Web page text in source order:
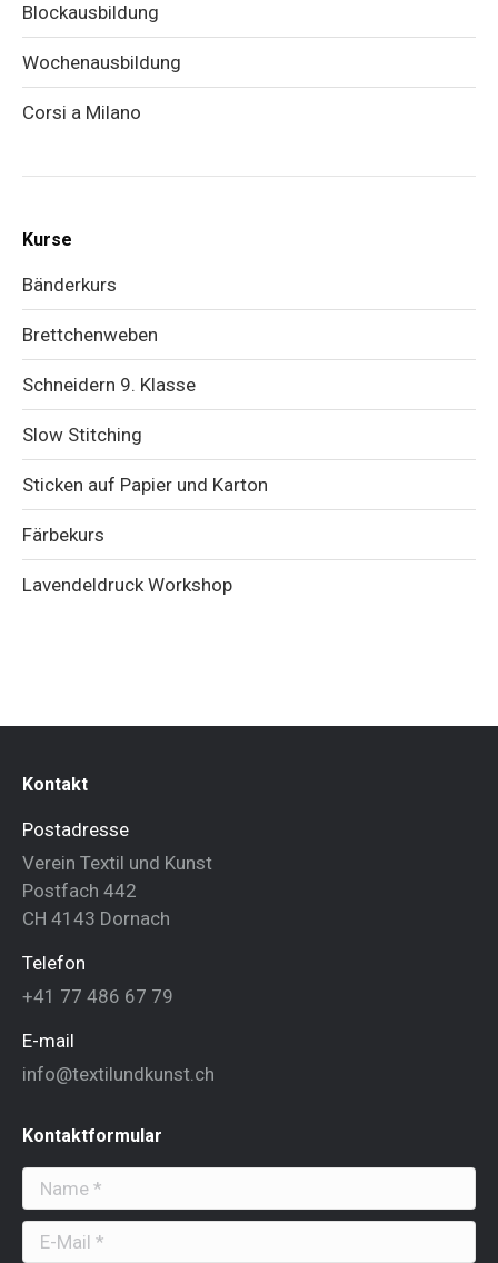
Blockausbildung
Wochenausbildung
Corsi a Milano
Kurse
Bänderkurs
Brettchenweben
Schneidern 9. Klasse
Slow Stitching
Sticken auf Papier und Karton
Färbekurs
Lavendeldruck Workshop
Kontakt
Postadresse
Verein Textil und Kunst
Postfach 442
CH 4143 Dornach
Telefon
+41 77 486 67 79
E-mail
info@textilundkunst.ch
Kontaktformular
Name *
E-Mail *